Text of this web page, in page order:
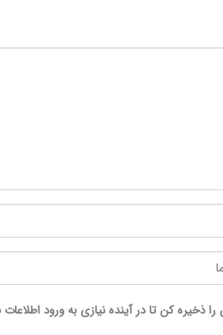
ذخیره کن تا در آینده نیازی به ورود